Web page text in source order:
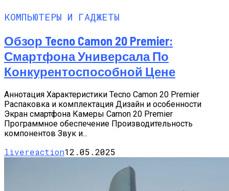
КОМПЬЮТЕРЫ И ГАДЖЕТЫ
Обзор Tecno Camon 20 Premier:
Смартфона Универсала По
Конкурентоспособной Цене
Аннотация Характеристики Tecno Camon 20 Premier
Распаковка и комплектация Дизайн и особенности
Экран смартфона Камеры Camon 20 Premier
Программное обеспечение Производительность
компонентов Звук и...
livereaction12.05.2025